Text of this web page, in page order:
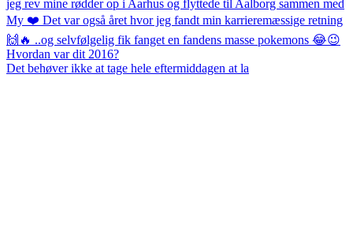
Det behøver ikke at tage hele eftermiddagen at la